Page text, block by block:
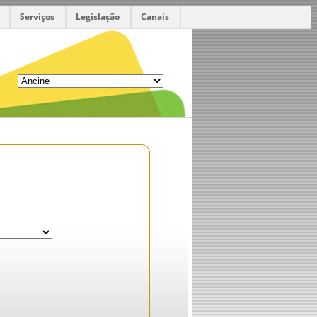
Serviços Legislação Canais